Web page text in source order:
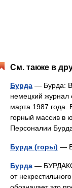
См. также в
Бурда — Бурда:
немецкий журнал
марта 1987 года.
горный массив в
Персоналии
Бурда (горы) —
Бурда —
от